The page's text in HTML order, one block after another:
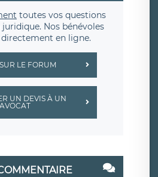
toutes vos questions
Nos bénévoles
en ligne.
LE FORUM
UN DEVIS À UN
AVOCAT